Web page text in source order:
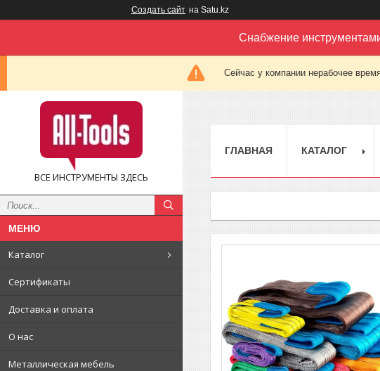
Создать сайт на Satu.kz
Снабжение
Сейчас у компании нерабочее
ВСЕ ИНСТРУМЕНТЫ ЗДЕСЬ
Каталог
Сертификаты
Доставка и оплата
О нас
Металлическая мебель
ГЛАВНАЯ КАТАЛОГ